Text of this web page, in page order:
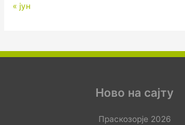
« јун
Ново на сајту
Праскозорје 2026